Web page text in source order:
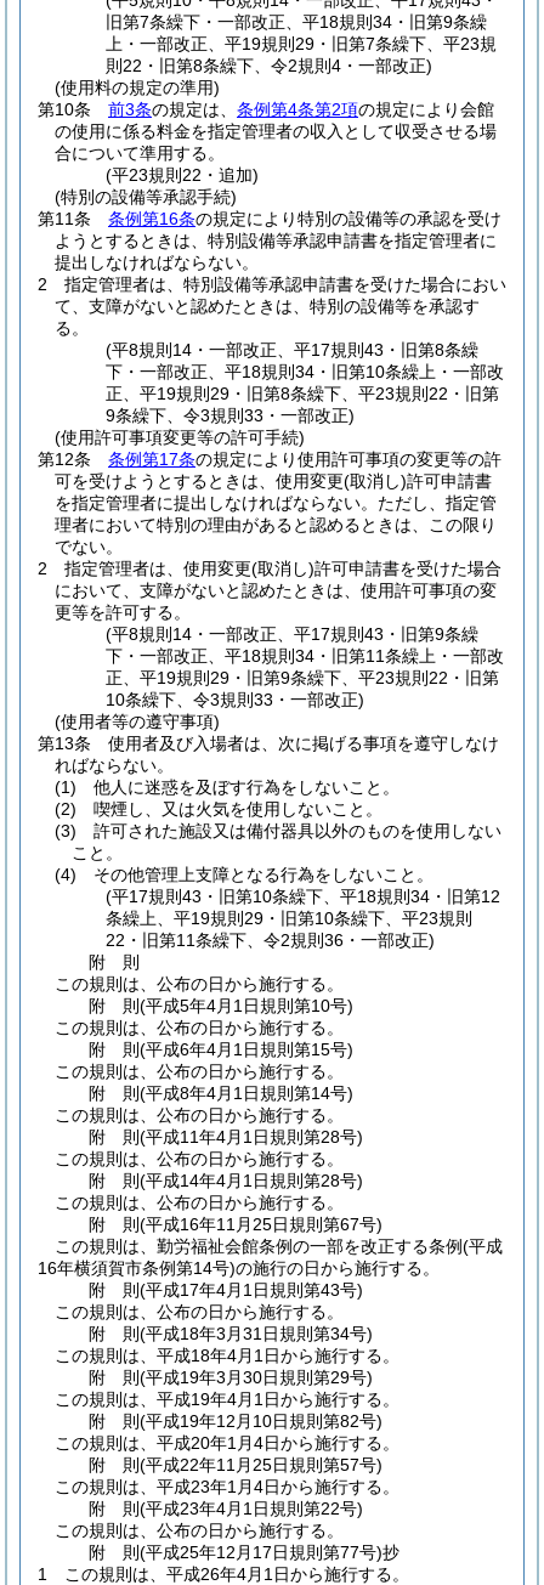
旧第7条繰下・一部改正、平18規則34・旧第9条繰
上・一部改正、平19規則29・旧第7条繰下、平23規
則22・旧第8条繰下、令2規則4・一部改正)
(使用料の規定の準用)
第10条
前3条の規定は、 条例第4条第2項の規定により会館
の使用に係る料金を指定管理者の収入として収受させる場
合について準用する。
(平23規則22・追加)
(特別の設備等承認手続)
第11条
条例第16条の規定により特別の設備等の承認を受け
ようとするときは、特別設備等承認申請書を指定管理者に
提出しなければならない。
2
指定管理者は、特別設備等承認申請書を受けた場合におい
て、支障がないと認めたときは、特別の設備等を承認す
る。
(平8規則14・一部改正、平17規則43・旧第8条繰
下・一部改正、平18規則34・旧第10条繰上・一部改
正、平19規則29・旧第8条繰下、平23規則22・旧第
9条繰下、令3規則33・一部改正)
(使用許可事項変更等の許可手続)
第12条
条例第17条の規定により使用許可事項の変更等の許
可を受けようとするときは、使用変更(取消し)許可申請書
を指定管理者に提出しなければならない。 ただし、指定管
理者において特別の理由があると認めるときは、この限り
でない。
2
指定管理者は、使用変更(取消し)許可申請書を受けた場合
において、支障がないと認めたときは、使用許可事項の変
更等を許可する。
(平8規則14・一部改正、平17規則43・旧第9条繰
下・一部改正、平18規則34・旧第11条繰上・一部改
正、平19規則29・旧第9条繰下、平23規則22・旧第
10条繰下、令3規則33・一部改正)
(使用者等の遵守事項)
第13条
使用者及び入場者は、次に掲げる事項を遵守しなけ
ればならない。
(1)
他人に迷惑を及ぼす行為をしないこと。
(2)
喫煙し、又は火気を使用しないこと。
(3)
許可された施設又は備付器具以外のものを使用しない
こと。
(4)
その他管理上支障となる行為をしないこと。
(平17規則43・旧第10条繰下、平18規則34・旧第12
条繰上、平19規則29・旧第10条繰下、平23規則
22・旧第11条繰下、令2規則36・一部改正)
附 則
この規則は、公布の日から施行する。
附 則(平成5年4月1日規則第10号)
この規則は、公布の日から施行する。
附 則(平成6年4月1日規則第15号)
この規則は、公布の日から施行する。
附 則(平成8年4月1日規則第14号)
この規則は、公布の日から施行する。
附 則(平成11年4月1日規則第28号)
この規則は、公布の日から施行する。
附 則(平成14年4月1日規則第28号)
この規則は、公布の日から施行する。
附 則(平成16年11月25日規則第67号)
この規則は、勤労福祉会館条例の一部を改正する条例(平成
16年横須賀市条例第14号)の施行の日から施行する。
附 則(平成17年4月1日規則第43号)
この規則は、公布の日から施行する。
附 則(平成18年3月31日規則第34号)
この規則は、平成18年4月1日から施行する。
附 則(平成19年3月30日規則第29号)
この規則は、平成19年4月1日から施行する。
附 則(平成19年12月10日規則第82号)
この規則は、平成20年1月4日から施行する。
附 則(平成22年11月25日規則第57号)
この規則は、平成23年1月4日から施行する。
附 則(平成23年4月1日規則第22号)
この規則は、公布の日から施行する。
附 則(平成25年12月17日規則第77号)抄
1
この規則は、平成26年4月1日から施行する。